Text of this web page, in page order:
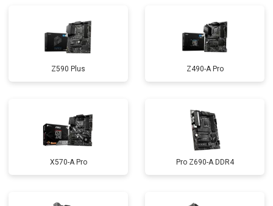
Z590 Plus Z490-A Pro
X570-A Pro Pro Z690-A DDR4